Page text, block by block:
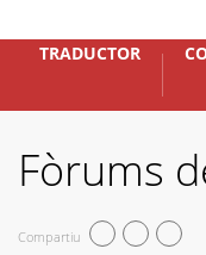
TRADUCTOR
Fòrums
Compartiu